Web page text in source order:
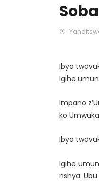
Ibyo
Igihe
Impano
ko
Ibyo
Igihe
nshya.